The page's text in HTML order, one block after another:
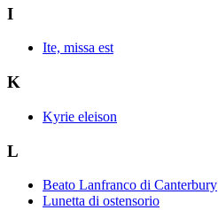
I
Ite, missa est
K
Kyrie eleison
L
Beato Lanfranco di Canterbury
Lunetta di ostensorio